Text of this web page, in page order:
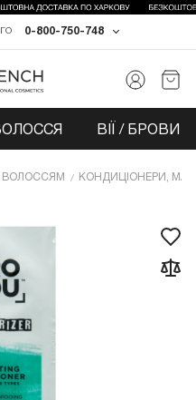
0-800-750-748
ВІЇ / БРОВИ
ВОЛОССЯМ КОНДИЦІОНЕРИ,